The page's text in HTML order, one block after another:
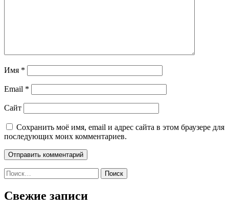
Имя *
Email *
Сайт
Сохранить моё имя, email и адрес сайта в этом браузере для
последующих моих комментариев.
Найти:
Свежие записи